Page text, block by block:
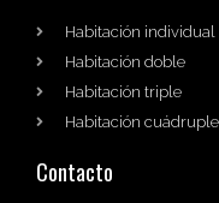
Habitación individual
Habitación doble
Habitación triple
Habitación cuádruple
Contacto